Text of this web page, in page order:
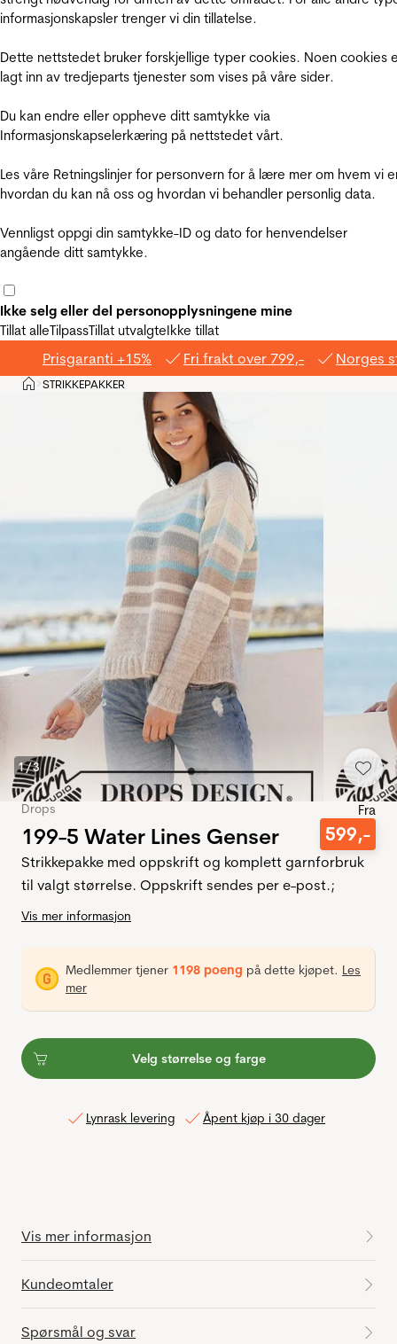
informasjonskapsler trenger vi din tillatelse.
Dette nettstedet bruker forskjellige typer cookies. Noen cookies
lagt inn av tredjeparts tjenester som vises på våre sider.
Du kan endre eller oppheve ditt samtykke via
Informasjonskapselerkæring på nettstedet vårt.
Les våre Retningslinjer for personvern for å lære mer om hvem vi
hvordan du kan nå oss og hvordan vi behandler personlig data.
Vennligst oppgi din samtykke-ID og dato for henvendelser
angående ditt samtykke.
Ikke selg eller del personopplysningene mine
Tillat alleTilpassTillat utvalgteIkke tillat
Prisgaranti +15% Fri frakt over 799,- Norges
Hjem
>STRIKKEPAKKER
1/3
Drops
199-5 Water Lines Genser
Fra
599,-
Strikkepakke med oppskrift og komplett garnforbruk
til valgt størrelse. Oppskrift sendes per e-post.;
Vis mer informasjon
Medlemmer tjener 1198 poeng på dette kjøpet. Les
mer
Velg størrelse og farge
Lynrask levering Åpent kjøp i 30 dager
Vis mer informasjon
Kundeomtaler
Spørsmål og svar